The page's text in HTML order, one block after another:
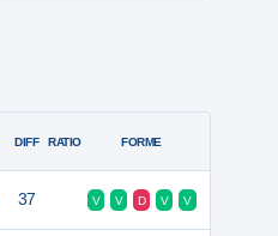
DIFF RATIO FORME
37 V V D V V